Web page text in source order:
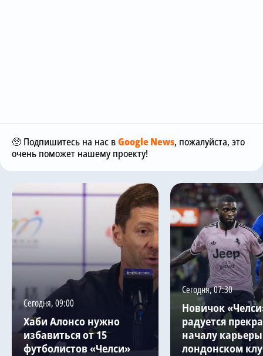
🥺 Подпишитесь на нас вGoogle News, пожалуйста, это
очень поможет нашему проекту!
Сегодня, 09:00
Хаби Алонсо нужно
избавиться от 15
футболистов «Челси»
Сегодня, 07:30
Новичок
радуется
началу
лондонском